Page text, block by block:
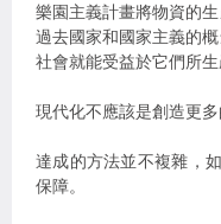
樂園主義計畫將物資的
過去國家和國家主義的
社會就能受益於它們所生
現代化不應該是創造更
達成的方法並不複雜，
保障。